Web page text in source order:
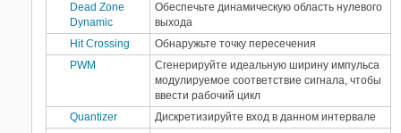
Dead Zone
Dynamic
Обеспечьте динамическую область нулевого
выхода
Hit Crossing
Обнаружьте точку пересечения
PWM
Сгенерируйте идеальную ширину импульса
модулируемое соответствие сигнала, чтобы
ввести рабочий цикл
Quantizer
Дискретизируйте вход в данном интервале